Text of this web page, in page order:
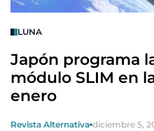
LUNA
Japón programa
módulo SLIM en
enero
Revista Alternativa diciembre 5,